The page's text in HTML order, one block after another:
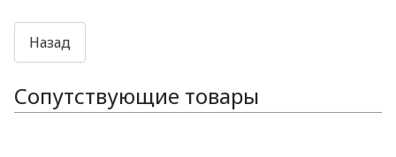
Сопутствующие товары